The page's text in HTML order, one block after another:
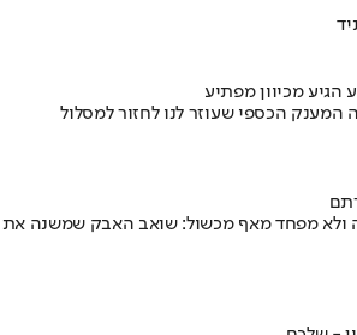
הגיע מכיוון מפתיע
הכספי שעוזר לנו לחזור למסלול
ולא מפחד מאף מכשול: שואב האבק שמשנה את